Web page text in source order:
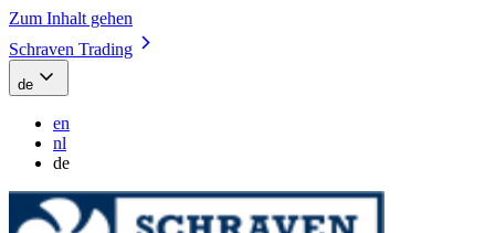
Zum Inhalt gehen
Schraven Trading
de
en
nl
de